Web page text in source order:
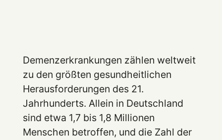
Demenzerkrankungen zählen weltweit
zu den größten gesundheitlichen
Herausforderungen des 21.
Jahrhunderts. Allein in Deutschland
sind etwa 1,7 bis 1,8 Millionen
Menschen betroffen, und die Zahl der